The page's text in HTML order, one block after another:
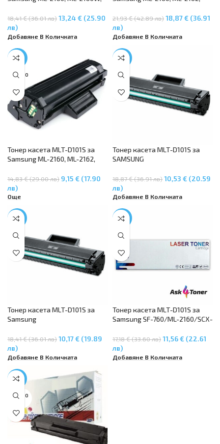
ML-2168, SCX-3400, SCX-3400F,
SCX-3405, SCX-3405F, SCX-
3405W, SF-760P
18,41 € (36.01 лв)13,24 € (25.90
лв)
Добавяне В Количката
SCX-3400F, SCX3-400FW, SCX-
3405F, SCX-3405FW
21,93 € (42.89 лв)18,87 € (36.91
лв)
Добавяне В Количката
-38%
SOLD O
Тонер касета MLT-D101S за
Samsung ML-2160, ML-2162,
SCX-3400F, SCX3-400FW, SCX-
3405F, SCX-3405FW, SF-760P
14,83 € (29.00 лв) 9,15 € (17.90
лв)
Още
-44%
Тонер касета MLT-D101S за
SAMSUNG
SAMSUNG SCX3400/SCX3400F,
SAMSUNG
SCX3405F/SCX3405FW/SCX340
18,87 € (36.91 лв)10,53 € (20.59
лв)
Добавяне В Количката
-45%
Тонер касета MLT-D101S за
Samsung
SCX3400/SCX3400F/SCX3405F
/SCX3405FW/SCX3405W
18,41 € (36.01 лв)10,17 € (19.89
лв)
Добавяне В Количката
-33%
Тонер касета MLT-D101S за
Samsung SF-760/ML-2160/SCX-
17,18 € (33.60 лв)11,56 € (22.61
лв)
Добавяне В Количката
-34%
SOLD O